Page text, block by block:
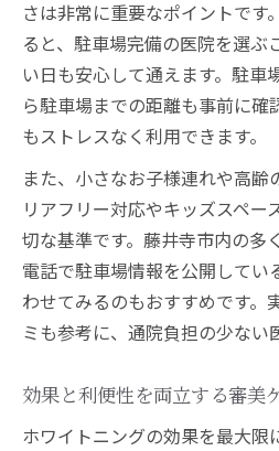
さは非常に重要なポイントです
ると、駐車場完備の医院を選ぶ
い日も安心して通えます。駐車
ら駐車場までの距離も事前に確
もストレスなく利用できます。
また、小さなお子様連れや高齢
リアフリー対応やキッズスペー
切な基準です。藤井寺市内の多
電話で駐車場情報を公開してい
わせてみるのもおすすめです。
ミも参考に、通院負担の少ない
効果と利便性を両立する審美
ホワイトニングの効果を最大限